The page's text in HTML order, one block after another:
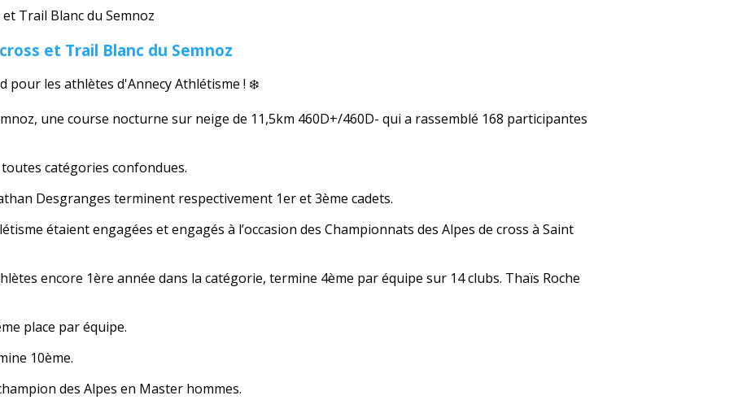
et Trail Blanc du Semnoz
pour les athlètes d'Annecy Athlétisme ! ❄️
une course nocturne sur neige de 11,5km 460D+/460D- qui a rassemblé 168 participantes
catégories confondues.
Desgranges terminent respectivement 1er et 3ème cadets.
étaient engagées et engagés à l’occasion des Championnats des Alpes de cross à Saint
encore 1ère année dans la catégorie, termine 4ème par équipe sur 14 clubs. Thaïs Roche
place par équipe.
10ème.
des Alpes en Master hommes.